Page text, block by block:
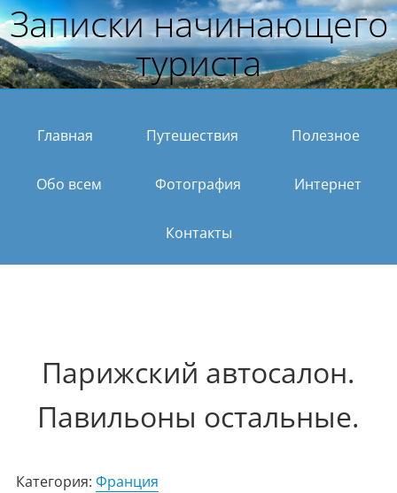
Записки начинающего
туриста
Главная Путешествия Полезное
Обо всем Фотография Интернет
Контакты
Парижский автосалон.
Павильоны остальные.
Категория: Франция